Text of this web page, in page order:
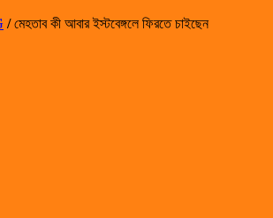
/মেহতাব কী আবার ইস্টবেঙ্গলে ফিরতে চাইছেন